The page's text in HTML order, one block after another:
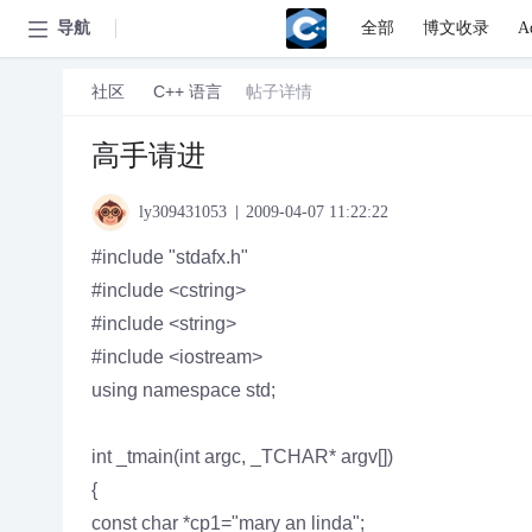
导航 全部 博文收录
社区 C++ 语言 帖子详情
高手请进
ly309431053 2009-04-07 11:22:22
#include "stdafx.h"
#include <cstring>
#include <string>
#include <iostream>
using namespace std;
int _tmain(int argc, _TCHAR* argv[])
{
const char *cp1="mary an linda";